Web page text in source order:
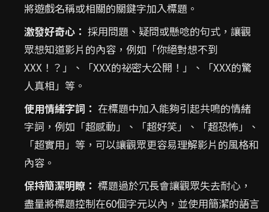
將遊戲名稱或相關的關鍵字加入標題。
激發好奇心： 採用問題、疑問或懸唸的句式，讓觀
眾想知道影片的內容，例如「你絕對想不到
XXX！？」、「XXX的祕密大公開！」、「XXX的驚
人真相」等。
使用情緒字詞： 在標題中加入能夠引起共鳴的情緒
字詞，例如「超感動」、「超好笑」、「超恐怖」、
「超實用」等，可以讓觀眾更容易理解影片的風格和
內容。
保持簡潔明瞭： 標題過於冗長會讓觀眾失去耐心，
盡量將標題控制在60個字元以內，並使用簡潔的語言